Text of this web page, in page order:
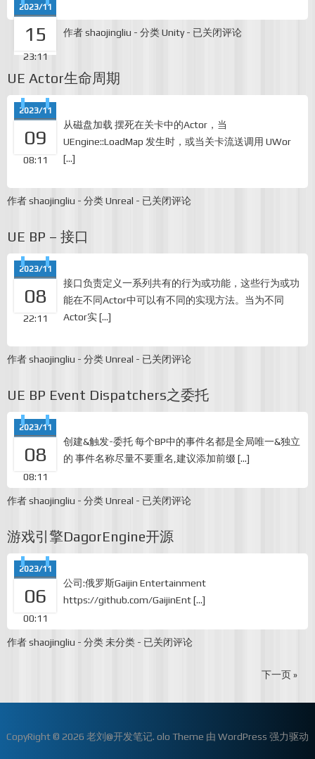
问
题
2023/11
15
23:11
作者shaojingliu - 分类Unity - 简
扰
效
已关闭评论
UE Actor生命周期
2023/11
09
08:11
从磁盘加载 摆死在关卡中的Actor，当
UEngine::LoadMap 发生时，或当关卡流送调用 UWor
[…]
作者shaojingliu - 分类Unreal - UE
已关闭评论
UE BP – 接口
2023/11
08
22:11
接口负责定义一系列共有的行为或功能，这些行为或功
能在不同Actor中可以有不同的实现方法。当为不同
Actor实 […]
作者shaojingliu - 分类Unreal - UE
接
已关闭评论
UE BP Event Dispatchers之委托
2023/11
08
08:11
创建&触发-委托 每个BP中的事件名都是全局唯一&独立
的 事件名称尽量不要重名,建议添加前缀 […]
作者shaojingliu - 分类Unreal - UE
Dispatchers
之
已关闭评论
游戏引擎DagorEngine开源
2023/11
06
00:11
公司:俄罗斯Gaijin Entertainment
https://github.com/GaijinEnt […]
作者shaojingliu - 分类未分类 - 游
开
已关闭评论
下一页 »
CopyRight © 2026 老刘@开发笔记. olo Theme 由 WordPress 强力驱动